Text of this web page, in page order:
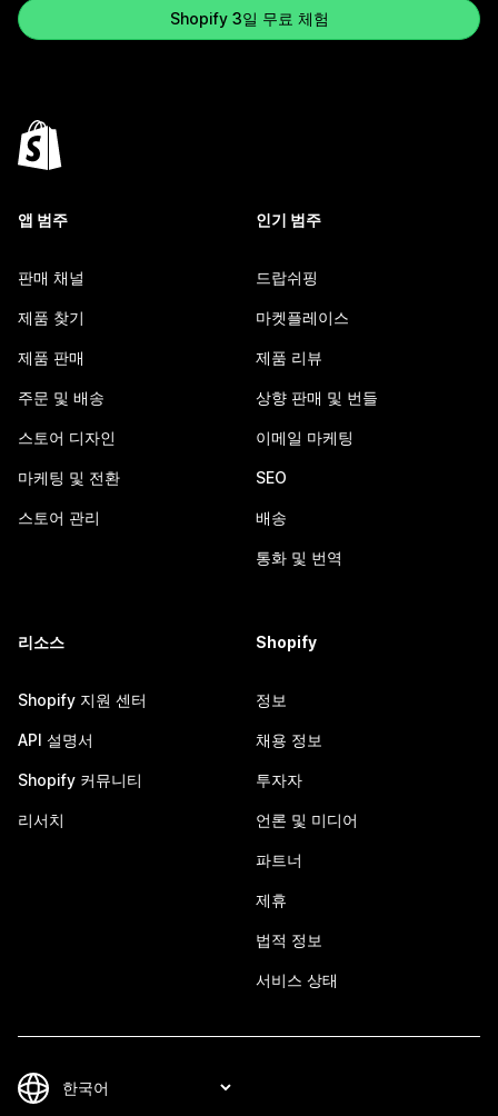
Shopify 3일 무료 체험
앱 범주
판매 채널
제품 찾기
제품 판매
주문 및 배송
스토어 디자인
마케팅 및 전환
스토어 관리
인기 범주
드랍쉬핑
마켓플레이스
제품 리뷰
상향 판매 및 번들
이메일 마케팅
SEO
배송
통화 및 번역
리소스
Shopify 지원 센터
API 설명서
Shopify 커뮤니티
리서치
Shopify
정보
채용 정보
투자자
언론 및 미디어
파트너
제휴
법적 정보
서비스 상태